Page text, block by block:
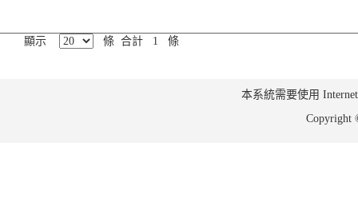
顯示 條 合計 1 條
本系統需要使用
Copyright